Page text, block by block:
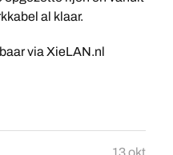
al klaar.
via XieLAN.nl
13 okt